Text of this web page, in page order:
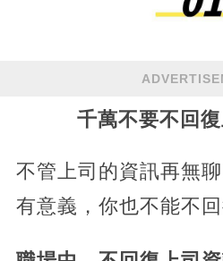
千萬不要不回
不管上司的資訊再無
有意義，你也不能不回